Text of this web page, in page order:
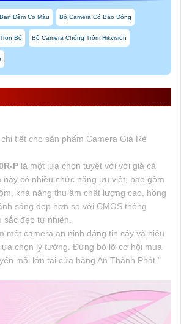
Đêm Có Màu Bộ Camera Có Báo Đông
Bộ Bộ Camera Chống Trộm Hikvision
tiết cho sản phẩm Camera Giá Rẻ
P là một lựa chọn tuyệt vời với giá cả
này có nhiều chức năng ưu việt, bao gồm
khả năng thu âm chất lượng cao, hồng
sáng đẹp hơn so với CMOS thông
đẹp tự nhiên.
một camera an ninh đáng tin cậy và hiệu
chọn lý tưởng. Đừng bỏ lỡ cơ hội mua
mãi lớn tại cửa hàng An Thành Phát."